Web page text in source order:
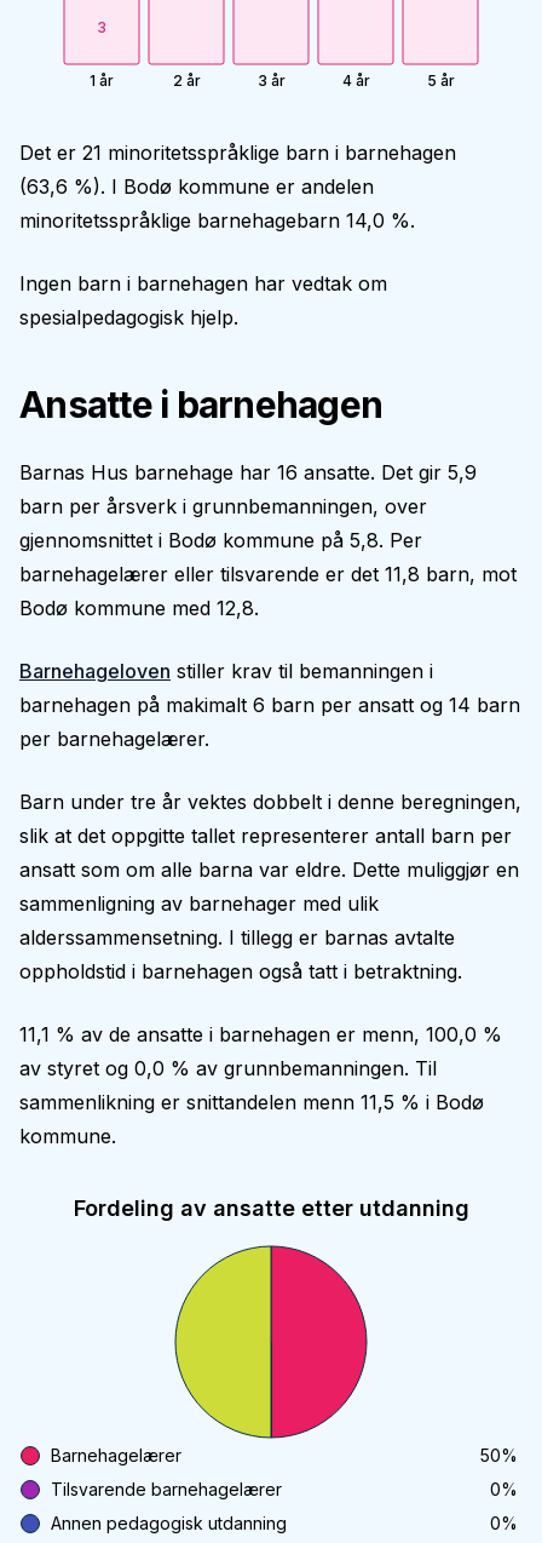
3
1 år 2 år 3 år 4 år 5 år
Det er 21 minoritetsspråklige barn i barnehagen
(63,6 %). I Bodø kommune er andelen
minoritetsspråklige barnehagebarn 14,0 %.
Ingen barn i barnehagen har vedtak om
spesialpedagogisk hjelp.
Ansatte i barnehagen
Barnas Hus barnehage har 16 ansatte. Det gir 5,9
barn per årsverk i grunnbemanningen, over
gjennomsnittet i Bodø kommune på 5,8. Per
barnehagelærer eller tilsvarende er det 11,8 barn, mot
Bodø kommune med 12,8.
Barnehageloven stiller krav til bemanningen i
barnehagen på makimalt 6 barn per ansatt og 14 barn
per barnehagelærer.
Barn under tre år vektes dobbelt i denne beregningen,
slik at det oppgitte tallet representerer antall barn per
ansatt som om alle barna var eldre. Dette muliggjør en
sammenligning av barnehager med ulik
alderssammensetning. I tillegg er barnas avtalte
oppholdstid i barnehagen også tatt i betraktning.
11,1 % av de ansatte i barnehagen er menn, 100,0 %
av styret og 0,0 % av grunnbemanningen. Til
sammenlikning er snittandelen menn 11,5 % i Bodø
kommune.
Fordeling av ansatte etter utdanning
Barnehagelærer 50%
Tilsvarende barnehagelærer
0%
Annen pedagogisk utdanning
0%